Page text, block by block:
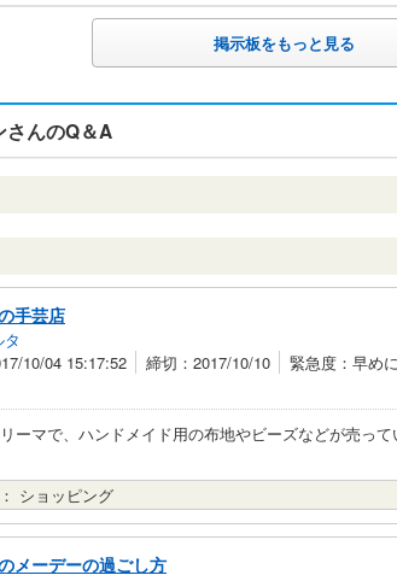
掲示板をもっと見る
さんのQ＆A
手芸店
10/04 15:17:52
締切：2017/10/10
緊急度：早め
ーマで、ハンドメイド用の布地やビーズなどが売っ
ショッピング
メーデーの過ごし方